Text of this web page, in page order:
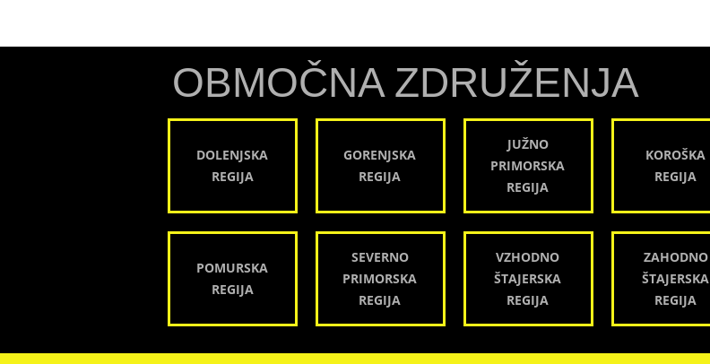
OBMOČNA ZDRUŽENJA
DOLENJSKA
REGIJA
GORENJSKA
REGIJA
JUŽNO
PRIMORSKA
REGIJA
KOROŠKA
REGIJA
POMURSKA
REGIJA
SEVERNO
PRIMORSKA
REGIJA
VZHODNO
ŠTAJERSKA
REGIJA
ZAHODNO
ŠTAJERSKA
REGIJA